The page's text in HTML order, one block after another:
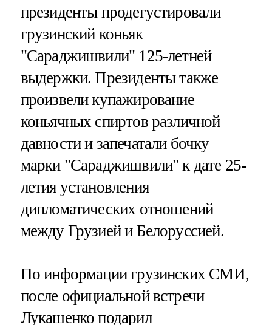
президенты продегустировали
грузинский коньяк
"Сараджишвили" 125-летней
выдержки. Президенты также
произвели купажирование
коньячных спиртов различной
давности и запечатали бочку
марки "Сараджишвили" к дате 25-
летия установления
дипломатических отношений
между Грузией и Белоруссией.
По информации грузинских СМИ,
после официальной встречи
Лукашенко подарил